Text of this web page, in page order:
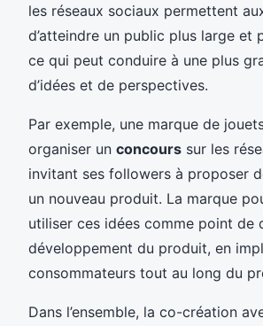
les réseaux sociaux permettent
d’atteindre un public plus large et
ce qui peut conduire à une plus
d’idées et de perspectives.
Par exemple, une marque de
organiser un concours sur les
invitant ses followers à proposer
un nouveau produit. La marque
utiliser ces idées comme point de
développement du produit, en
consommateurs tout au long du
Dans l’ensemble, la co-création